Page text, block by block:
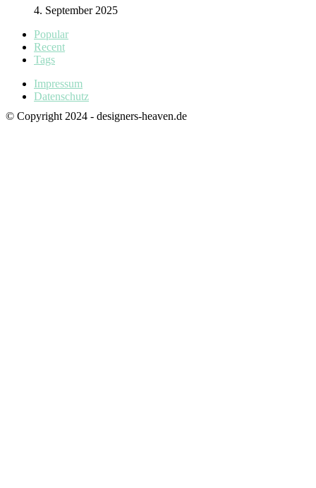
4. September 2025
Popular
Recent
Tags
Impressum
Datenschutz
© Copyright 2024 - designers-heaven.de